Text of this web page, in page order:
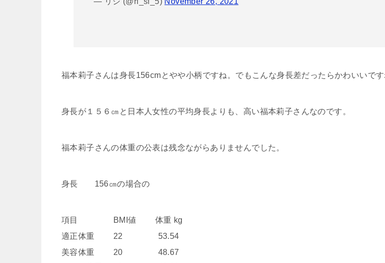
福本莉子さんは身長156cmとやや小柄ですね。でもこんな身長差だったらかわいいです
身長が１５６㎝と日本人女性の平均身長よりも、高い福本莉子さんなのです。
福本莉子さんの体重の公表は残念ながらありませんでした。
身長 156㎝の場合の
項目 BMI値 体重 kg
適正体重 22 53.54
美容体重 20 48.67